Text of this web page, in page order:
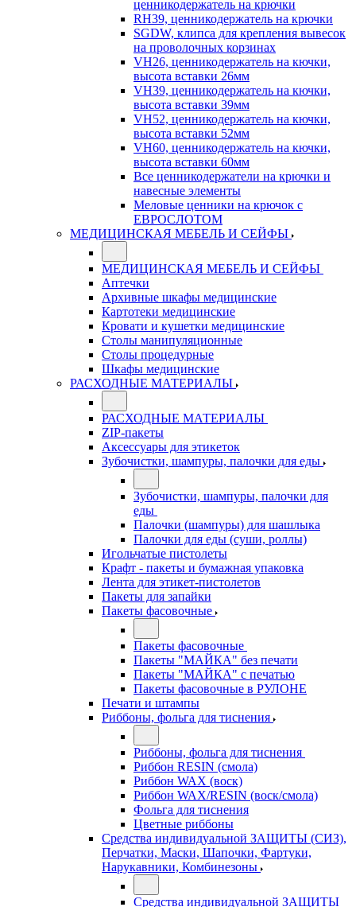
ценникодержатель на крючки
RH39, ценникодержатель на крючки
SGDW, клипса для крепления вывесок
на проволочных корзинах
VH26, ценникодержатель на кючки,
высота вставки 26мм
VH39, ценникодержатель на кючки,
высота вставки 39мм
VH52, ценникодержатель на кючки,
высота вставки 52мм
VH60, ценникодержатель на кючки,
высота вставки 60мм
Все ценникодержатели на крючки и
навесные элементы
Меловые ценники на крючок с
ЕВРОСЛОТОМ
МЕДИЦИНСКАЯ МЕБЕЛЬ И СЕЙФЫ
МЕДИЦИНСКАЯ МЕБЕЛЬ И СЕЙФЫ
Аптечки
Архивные шкафы медицинские
Картотеки медицинские
Кровати и кушетки медицинские
Столы манипуляционные
Столы процедурные
Шкафы медицинские
РАСХОДНЫЕ МАТЕРИАЛЫ
РАСХОДНЫЕ МАТЕРИАЛЫ
ZIP-пакеты
Аксессуары для этикеток
Зубочистки, шампуры, палочки для еды
Зубочистки, шампуры, палочки для
еды
Палочки (шампуры) для шашлыка
Палочки для еды (суши, роллы)
Игольчатые пистолеты
Крафт - пакеты и бумажная упаковка
Лента для этикет-пистолетов
Пакеты для запайки
Пакеты фасовочные
Пакеты фасовочные
Пакеты "МАЙКА" без печати
Пакеты "МАЙКА" с печатью
Пакеты фасовочные в РУЛОНЕ
Печати и штампы
Риббоны, фольга для тиснения
Риббоны, фольга для тиснения
Риббон RESIN (смола)
Риббон WAX (воск)
Риббон WAX/RESIN (воск/смола)
Фольга для тиснения
Цветные риббоны
Средства индивидуальной ЗАЩИТЫ (СИЗ),
Перчатки, Маски, Шапочки, Фартуки,
Нарукавники, Комбинезоны
Средства индивидуальной ЗАЩИТЫ